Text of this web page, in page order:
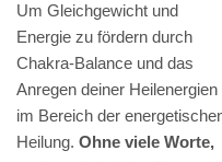
Um Gleichgewicht und
Energie zu fördern durch
Chakra-Balance und das
Anregen deiner Heilenergien
im Bereich der
Heilung. Ohne viele Worte,